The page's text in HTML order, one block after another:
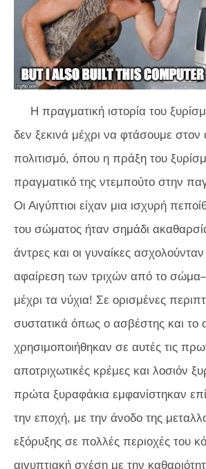
Η πραγματική ιστορία του
δεν ξεκινά μέχρι να φτάσουμε στον
πολιτισμό, όπου η πράξη του
πραγματικό της ντεμπούτο στην
Οι Αιγύπτιοι είχαν μια ισχυρή
του σώματος ήταν σημάδι
άντρες και οι γυναίκες
αφαίρεση των τριχών από το
μέχρι τα νύχια! Σε ορισμένες
συστατικά όπως ο ασβέστης και το
χρησιμοποιήθηκαν σε αυτές τις
αποτριχωτικές κρέμες και λοσιόν
πρώτα ξυραφάκια εμφανίστηκαν
την εποχή, με την άνοδο της
εξόρυξης σε πολλές περιοχές του
αιγυπτιακή σχέση με την